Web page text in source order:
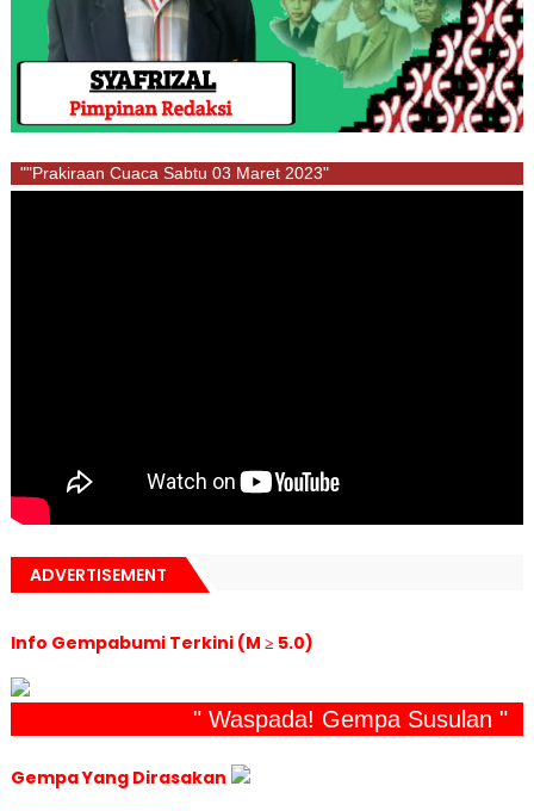
""Prakiraan Cuaca Sabtu 03 Maret 2023"
ADVERTISEMENT
Info Gempabumi Terkini (M ≥ 5.0)
" Waspada! Gempa Susulan "
Gempa Yang Dirasakan